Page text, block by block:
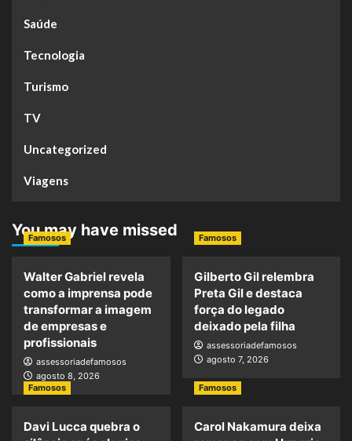
Saúde
Tecnologia
Turismo
TV
Uncategorized
Viagens
You may have missed
Famosos
Walter Gabriel revela
como a imprensa pode
transformar a imagem
de empresas e
profissionais
assessoriadefamosos
agosto 8, 2026
Famosos
Gilberto Gil relembra
Preta Gil e destaca
força do legado
deixado pela filha
assessoriadefamosos
agosto 7, 2026
Famosos
Davi Lucca quebra o
Famosos
Carol Nakamura deixa